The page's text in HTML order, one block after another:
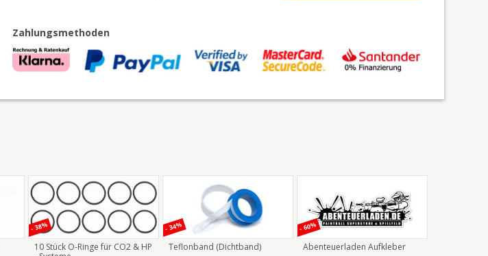
Zahlungsmethoden
- 38%
10 Stück O-Ringe für CO2 & HP
- 34%
Teflonband (Dichtband)
- 60%
Abenteuerladen Aufkleber